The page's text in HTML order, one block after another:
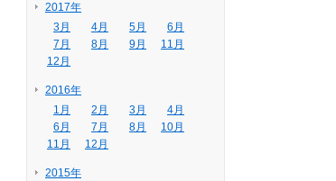
2017年
3月
4月 5月
6月
7月
8月 9月
11月
12月
2016年
1月
2月 3月
4月
6月
7月 8月
10月
11月
12月
2015年